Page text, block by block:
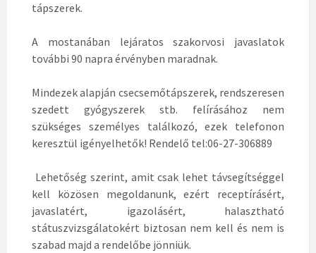
tápszerek.
A mostanában lejáratos szakorvosi javaslatok
további 90 napra érvényben maradnak.
Mindezek alapján csecsemőtápszerek, rendszeresen
szedett gyógyszerek stb. felírásához nem
szükséges személyes találkozó, ezek telefonon
keresztül igényelhetők! Rendelő tel:06-27-306889
Lehetőség szerint, amit csak lehet távsegítséggel
kell közösen megoldanunk, ezért receptírásért,
javaslatért, igazolásért, halasztható
státuszvizsgálatokért biztosan nem kell és nem is
szabad majd a rendelőbe jönniük.